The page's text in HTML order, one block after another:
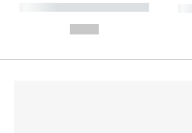
----------- ----------- --------